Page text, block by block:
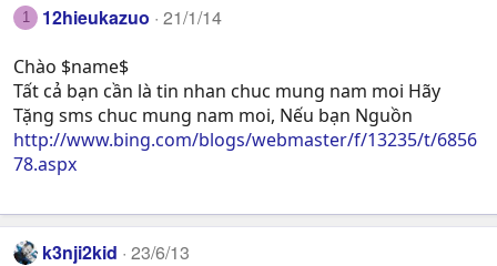
1 12hieukazuo 21/1/14
Chào $name$
Tất cả bạn cần là tin nhan chuc mung nam moi Hãy
Tặng sms chuc mung nam moi, Nếu bạn Nguồn
http://www.bing.com/blogs/webmaster/f/13235/t/6856
78.aspx
k3nji2kid 23/6/13